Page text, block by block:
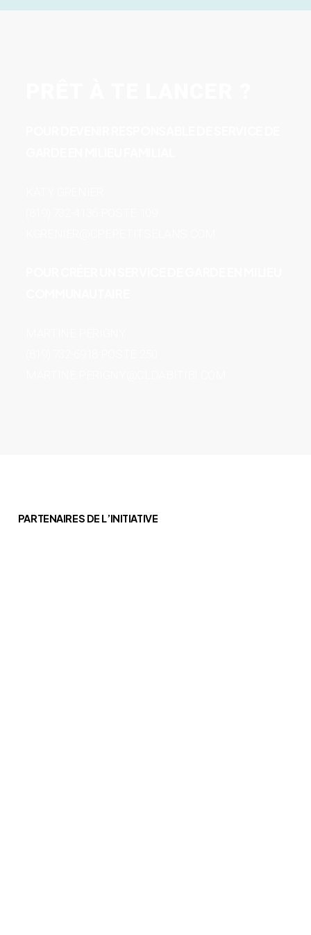
PARTENAIRES DE L’INITIATIVE